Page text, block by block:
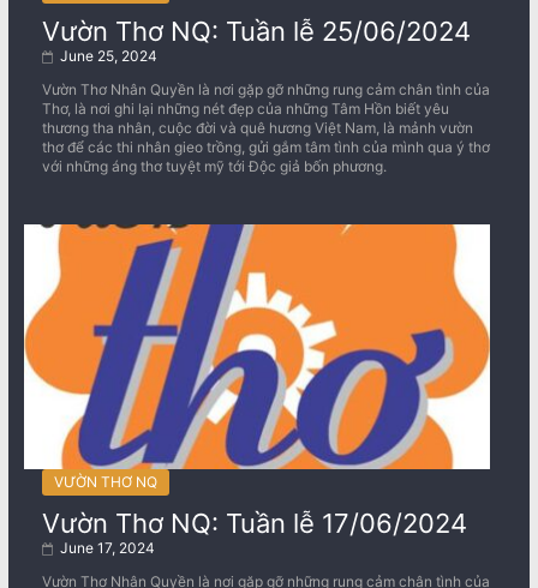
Vườn Thơ NQ: Tuần lễ 25/06/2024
June 25, 2024
Vườn Thơ Nhân Quyền là nơi gặp gỡ những rung cảm chân tình của
Thơ, là nơi ghi lại những nét đẹp của những Tâm Hồn biết yêu
thương tha nhân, cuộc đời và quê hương Việt Nam, là mảnh vườn
thơ để các thi nhân gieo trồng, gửi gắm tâm tình của mình qua ý thơ
với những áng thơ tuyệt mỹ tới Độc giả bốn phương.
VƯỜN THƠ NQ
Vườn Thơ NQ: Tuần lễ 17/06/2024
June 17, 2024
Vườn Thơ Nhân Quyền là nơi gặp gỡ những rung cảm chân tình của